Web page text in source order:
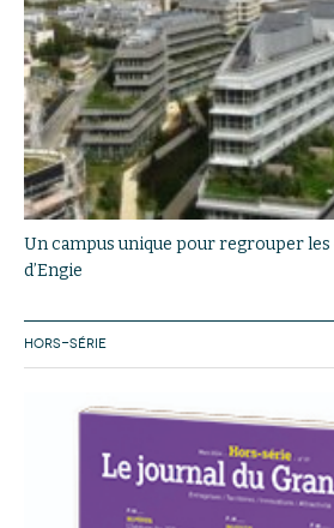
Un campus unique pour regrouper
d’Engie
HORS-SÉRIE